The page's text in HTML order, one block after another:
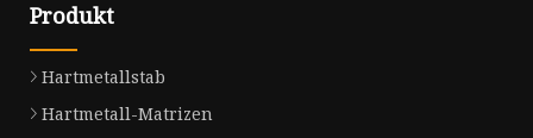
Produkt
Hartmetallstab
Hartmetall-Matrizen